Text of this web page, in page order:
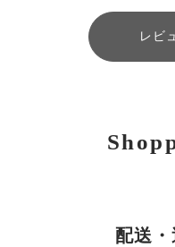
レビ
配送